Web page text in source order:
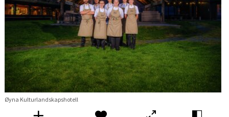
Øyna Kulturlandskapshotell